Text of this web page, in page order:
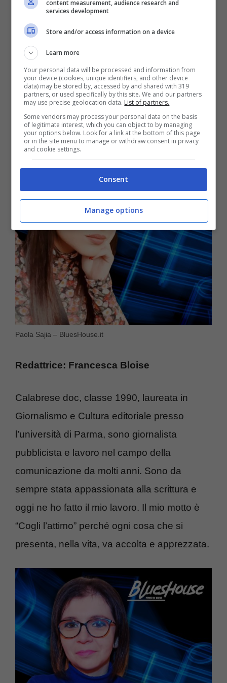
collaborando con diverse testate locali e non.
Le tematiche di cui mi occupo sono
ambiente, cronaca, spettacolo e attualità. Le
altre mie passioni sono l’arte, il cinema e il
teatro che ho avuto modo di approfondire
attraverso studi e viaggi.
Paola Sajia – BluesHouse.it
Redattrice: Francesca Bloise
Calabrese doc, classe 1990, laureata in
Giornalismo e Cultura editoriale presso
l’università di Parma, sono giornalista
pubblicista e lavoro nel campo della
comunicazione da molti anni. Sono da
sempre stata appassionata alla scrittura e
oggi ne ho fatto il mio lavoro. Il mio motto è
“Cogli l’attimo” perché ogni cosa che si
presenta, nella vita, va accolta e apprezzata.
content measurement, audience research and
services development
Store and/or access information on a device
Learn more
Your personal data will be processed and information from
your device (cookies, unique identifiers, and other device
data) may be stored by, accessed by and shared with 319
partners, or used specifically by this site. We and our partners
may use precise geolocation data. List of partners.
Some vendors may process your personal data on the basis
of legitimate interest, which you can object to by managing
your options below. Look for a link at the bottom of this page
or in the site menu to manage or withdraw consent in privacy
and cookie settings.
Consent
Manage options